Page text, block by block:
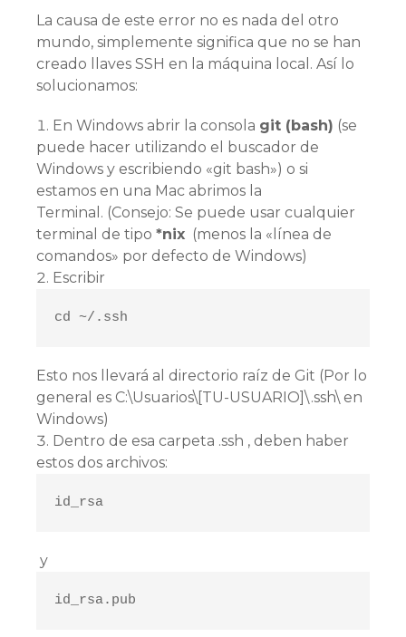
La causa de este error no es nada del otro
mundo, simplemente significa que no se han
creado llaves SSH en la máquina local. Así lo
solucionamos:
En Windows abrir la consola git (bash) (se
puede hacer utilizando el buscador de
Windows y escribiendo «git bash») o si
estamos en una Mac abrimos la
Terminal. (Consejo: Se puede usar cualquier
terminal de tipo *nix (menos la «línea de
comandos» por defecto de Windows)
Escribir
cd ~/.ssh
Esto nos llevará al directorio raíz de Git (Por lo
general es C:\Usuarios\[TU-USUARIO]\.ssh\ en
Windows)
Dentro de esa carpeta .ssh , deben haber
estos dos archivos:
id_rsa
y
id_rsa.pub